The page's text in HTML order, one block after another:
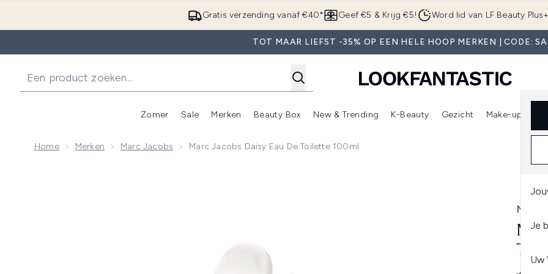
Overslaan naar de hoofdinhoud
Gratis verzending vanaf €40* Geef €5 & Krijg €5! Word lid van LF Beauty Plus+
TOT MAAR LIEFST -35% OP EEN HELE HOOP MERKEN | CODE:
Je
Uw
Zomer
Enter submenu (Zomer)
Sale
Enter submenu (Sale)
Merken
Enter submenu (Merken)
Beauty Box
Enter submenu (Beauty Box)
New & Trending
Enter submenu (New & Trending)
K-Beauty
Enter submenu (K-Beauty)
Gezicht Make-up
Home Merken Marc Jacobs Marc Jacobs Daisy Eau De Toilette 100ml